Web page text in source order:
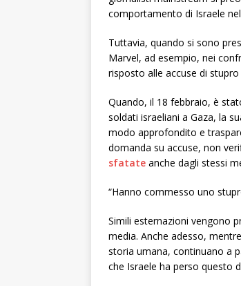
comportamento di Israele
Tuttavia, quando si sono
Marvel, ad esempio, nei
risposto alle accuse di
Quando, il 18 febbraio, è
soldati israeliani a Gaza, la
modo approfondito e
domanda su accuse, non
sfatate anche dagli stessi
“Hanno commesso uno
Simili esternazioni vengono
media. Anche adesso,
storia umana, continuano a
che Israele ha perso questo